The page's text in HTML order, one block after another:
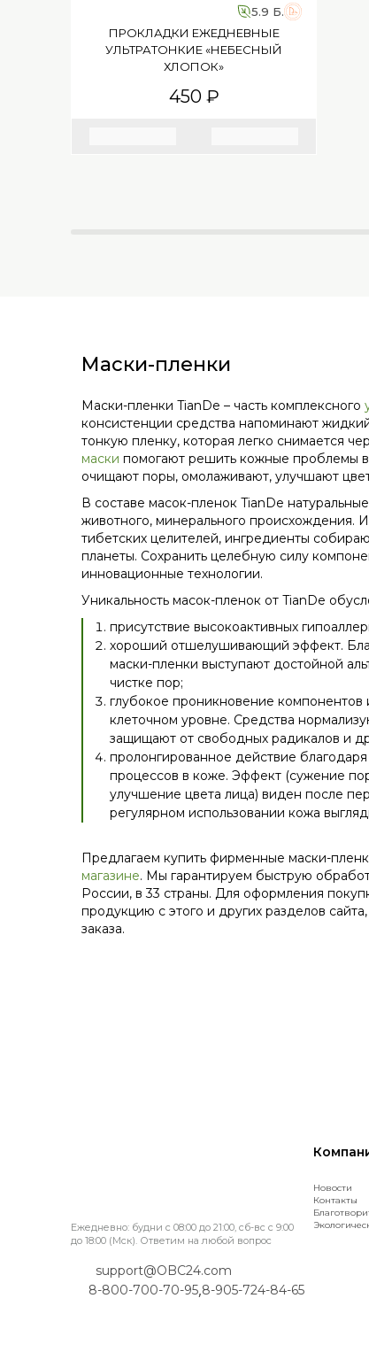
5.9 Б.
ПРОКЛАДКИ ЕЖЕДНЕВНЫЕ
УЛЬТРАТОНКИЕ «НЕБЕСНЫЙ
ХЛОПОК»
450 ₽
Маски-пленки
Маски-пленки TianDe – часть комплексного
консистенции средства напоминают
тонкую пленку, которая легко снимается
маски помогают решить кожные проблемы
очищают поры, омолаживают, улучшают
В составе масок-пленок TianDe
животного, минерального происхождения.
тибетских целителей, ингредиенты
планеты. Сохранить целебную силу
инновационные технологии.
Уникальность масок-пленок от TianDe
присутствие высокоактивных
хороший отшелушивающий эффект.
маски-пленки выступают достойной
чистке пор;
глубокое проникновение компонентов
клеточном уровне. Средства
защищают от свободных радикалов и
пролонгированное действие
процессов в коже. Эффект (сужение
улучшение цвета лица) виден после
регулярном использовании кожа
Предлагаем купить фирменные маски-
магазине. Мы гарантируем быструю
России, в 33 страны. Для оформления
продукцию с этого и других разделов
заказа.
Ежедневно: будни с 08:00 до 21:00, сб-вс с 9:00
до 18:00 (Мск). Ответим на любой вопрос
support@OBC24.com
8-800-700-70-95,8-905-724-84-65
Новости
Контакты